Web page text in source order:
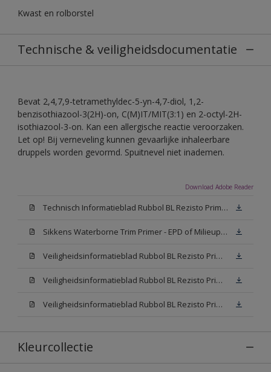
Kwast en rolborstel
Technische & veiligheidsdocumentatie
Bevat 2,4,7,9-tetramethyldec-5-yn-4,7-diol, 1,2-
benzisothiazool-3(2H)-on, C(M)IT/MIT(3:1) en 2-octyl-2H-
isothiazool-3-on. Kan een allergische reactie veroorzaken.
Let op! Bij verneveling kunnen gevaarlijke inhaleerbare
druppels worden gevormd. Spuitnevel niet inademen.
Download Adobe Reader
Technisch Informatieblad Rubbol BL Rezisto Primer (New Livery) (PDF)
Sikkens Waterborne Trim Primer - EPD of Milieuproductverklaring
Veiligheidsinformatieblad Rubbol BL Rezisto Primer N00 (MSDS)
Veiligheidsinformatieblad Rubbol BL Rezisto Primer White (MSDS)
Veiligheidsinformatieblad Rubbol BL Rezisto Primer W05 (MSDS)
Kleurcollectie